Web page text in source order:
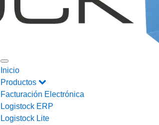
Inicio
Productos
Facturación Electrónica
Logistock ERP
Logistock Lite